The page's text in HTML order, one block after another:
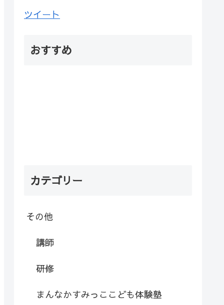
ツイート
おすすめ
カテゴリー
その他
講師
研修
まんなかすみっここども体験塾